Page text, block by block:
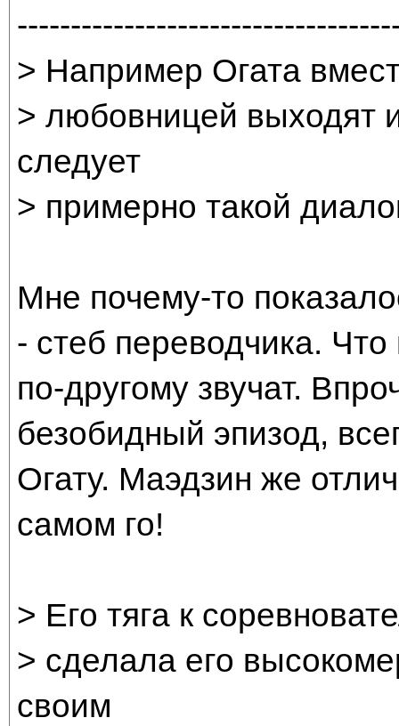
> Например Огата
> любовницей выходят
следует
> примерно такой
Мне почему-то
- стеб переводчика.
по-другому звучат.
безобидный эпизод,
Огату. Маэдзин же
самом го!
> Его тяга к
> сделала его
своим